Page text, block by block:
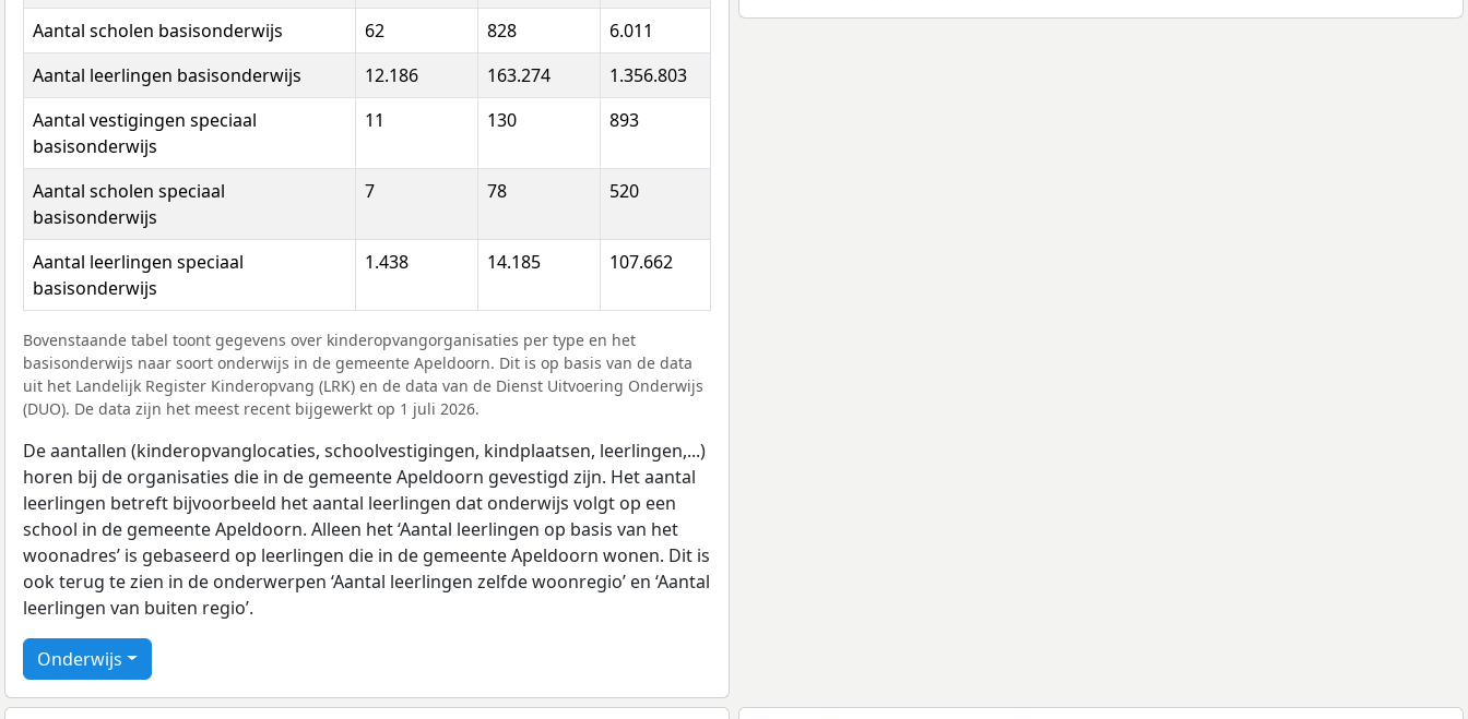
Aantal scholen basisonderwijs
62 828
6.011
Aantal leerlingen basisonderwijs
12.186 163.274
1.356.803
Aantal vestigingen speciaal
basisonderwijs
11 130 893
Aantal scholen speciaal
basisonderwijs
7 78 520
Aantal leerlingen speciaal
basisonderwijs
1.438 14.185 107.662
Bovenstaande tabel toont gegevens over kinderopvangorganisaties per type en het
basisonderwijs naar soort onderwijs in de gemeente Apeldoorn. Dit is op basis van de data
uit het Landelijk Register Kinderopvang (LRK) en de data van de Dienst Uitvoering Onderwijs
(DUO). De data zijn het meest recent bijgewerkt op 1 juli 2026.
De aantallen (kinderopvanglocaties, schoolvestigingen, kindplaatsen, leerlingen,...)
horen bij de organisaties die in de gemeente Apeldoorn gevestigd zijn. Het aantal
leerlingen betreft bijvoorbeeld het aantal leerlingen dat onderwijs volgt op een
school in de gemeente Apeldoorn. Alleen het ‘Aantal leerlingen op basis van het
woonadres’ is gebaseerd op leerlingen die in de gemeente Apeldoorn wonen. Dit is
ook terug te zien in de onderwerpen ‘Aantal leerlingen zelfde woonregio’ en ‘Aantal
leerlingen van buiten regio’.
Onderwijs